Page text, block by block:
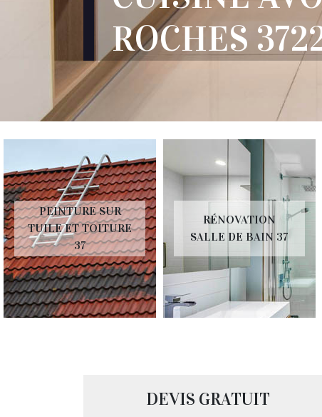
ROCHES
PEINTURE SUR
TUILE ET TOITURE
37
RÉNOVATION
SALLE DE BAIN 37
DEVIS GRATUIT